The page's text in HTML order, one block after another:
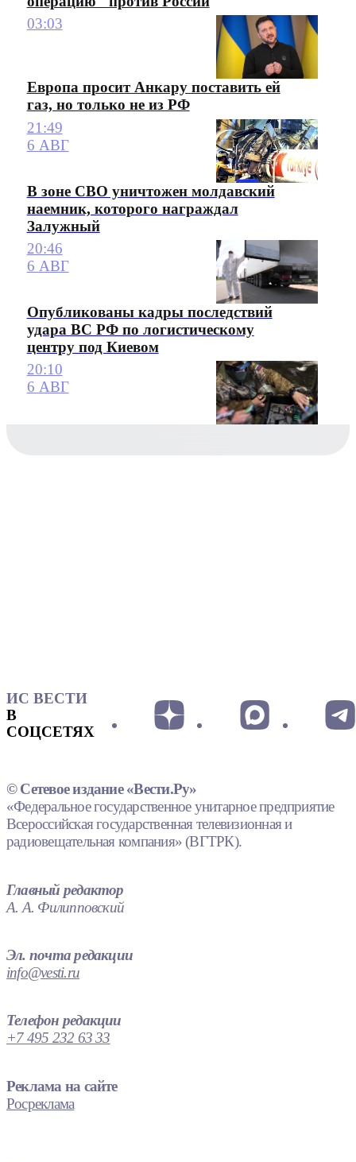
03:03
Европа просит Анкару поставить ей
газ, но только не из РФ
21:49
6 АВГ
В зоне СВО уничтожен молдавский
наемник, которого награждал
Залужный
20:46
6 АВГ
Опубликованы кадры последствий
удара ВС РФ по логистическому
центру под Киевом
20:10
6 АВГ
ИС ВЕСТИ
В
СОЦСЕТЯХ
© Сетевое издание «Вести.Ру»
«Федеральное государственное унитарное предприятие
Всероссийская государственная телевизионная и
радиовещательная компания» (ВГТРК).
Главный редактор
А. А. Филипповский
Эл. почта редакции
info@vesti.ru
Телефон редакции
+7 495 232 63 33
Реклама на сайте
Росреклама